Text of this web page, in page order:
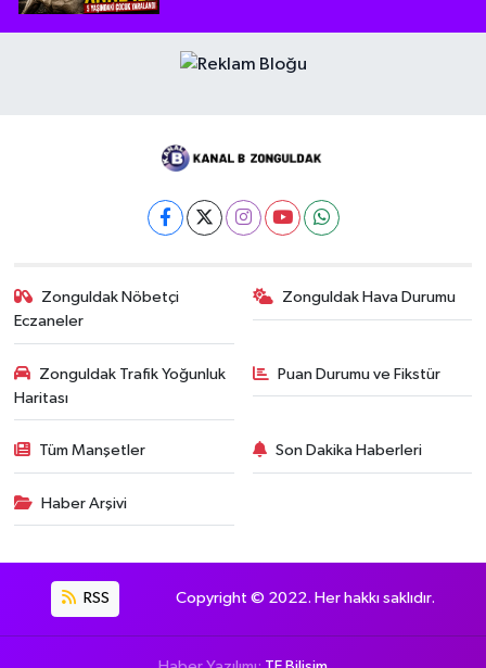
Zonguldak Nöbetçi
Eczaneler
Zonguldak Hava Durumu
Zonguldak Trafik Yoğunluk
Haritası
Puan Durumu ve Fikstür
Tüm Manşetler Son Dakika Haberleri
Haber Arşivi
RSS Copyright © 2022. Her hakkı saklıdır.